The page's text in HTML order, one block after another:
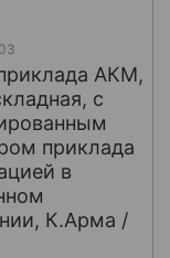
АКМ,
с
приклада
в
К.Арма /